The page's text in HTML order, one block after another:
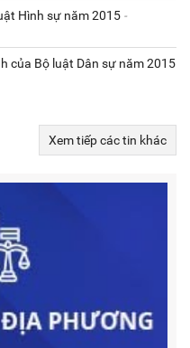
Hình sự năm 2015 -
của Bộ luật Dân sự năm 2015
Xem tiếp các tin khác